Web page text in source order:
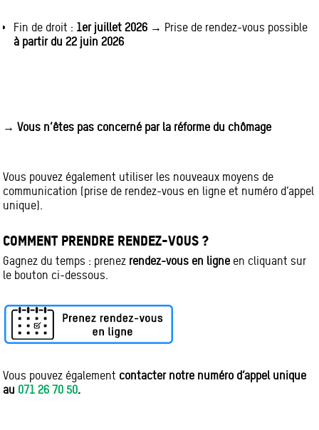
Fin de droit : 1er juillet 2026 → Prise de rendez-vous possible
à partir du 22 juin 2026
→ Vous n’êtes pas concerné par la réforme du chômage
Vous pouvez également utiliser les nouveaux moyens de
communication (prise de rendez-vous en ligne et numéro d’appel
unique).
COMMENT PRENDRE RENDEZ-VOUS ?
Gagnez du temps : prenez rendez-vous en ligne en cliquant sur
le bouton ci-dessous.
Vous pouvez également contacter notre numéro d’appel unique
au 071 26 70 50.